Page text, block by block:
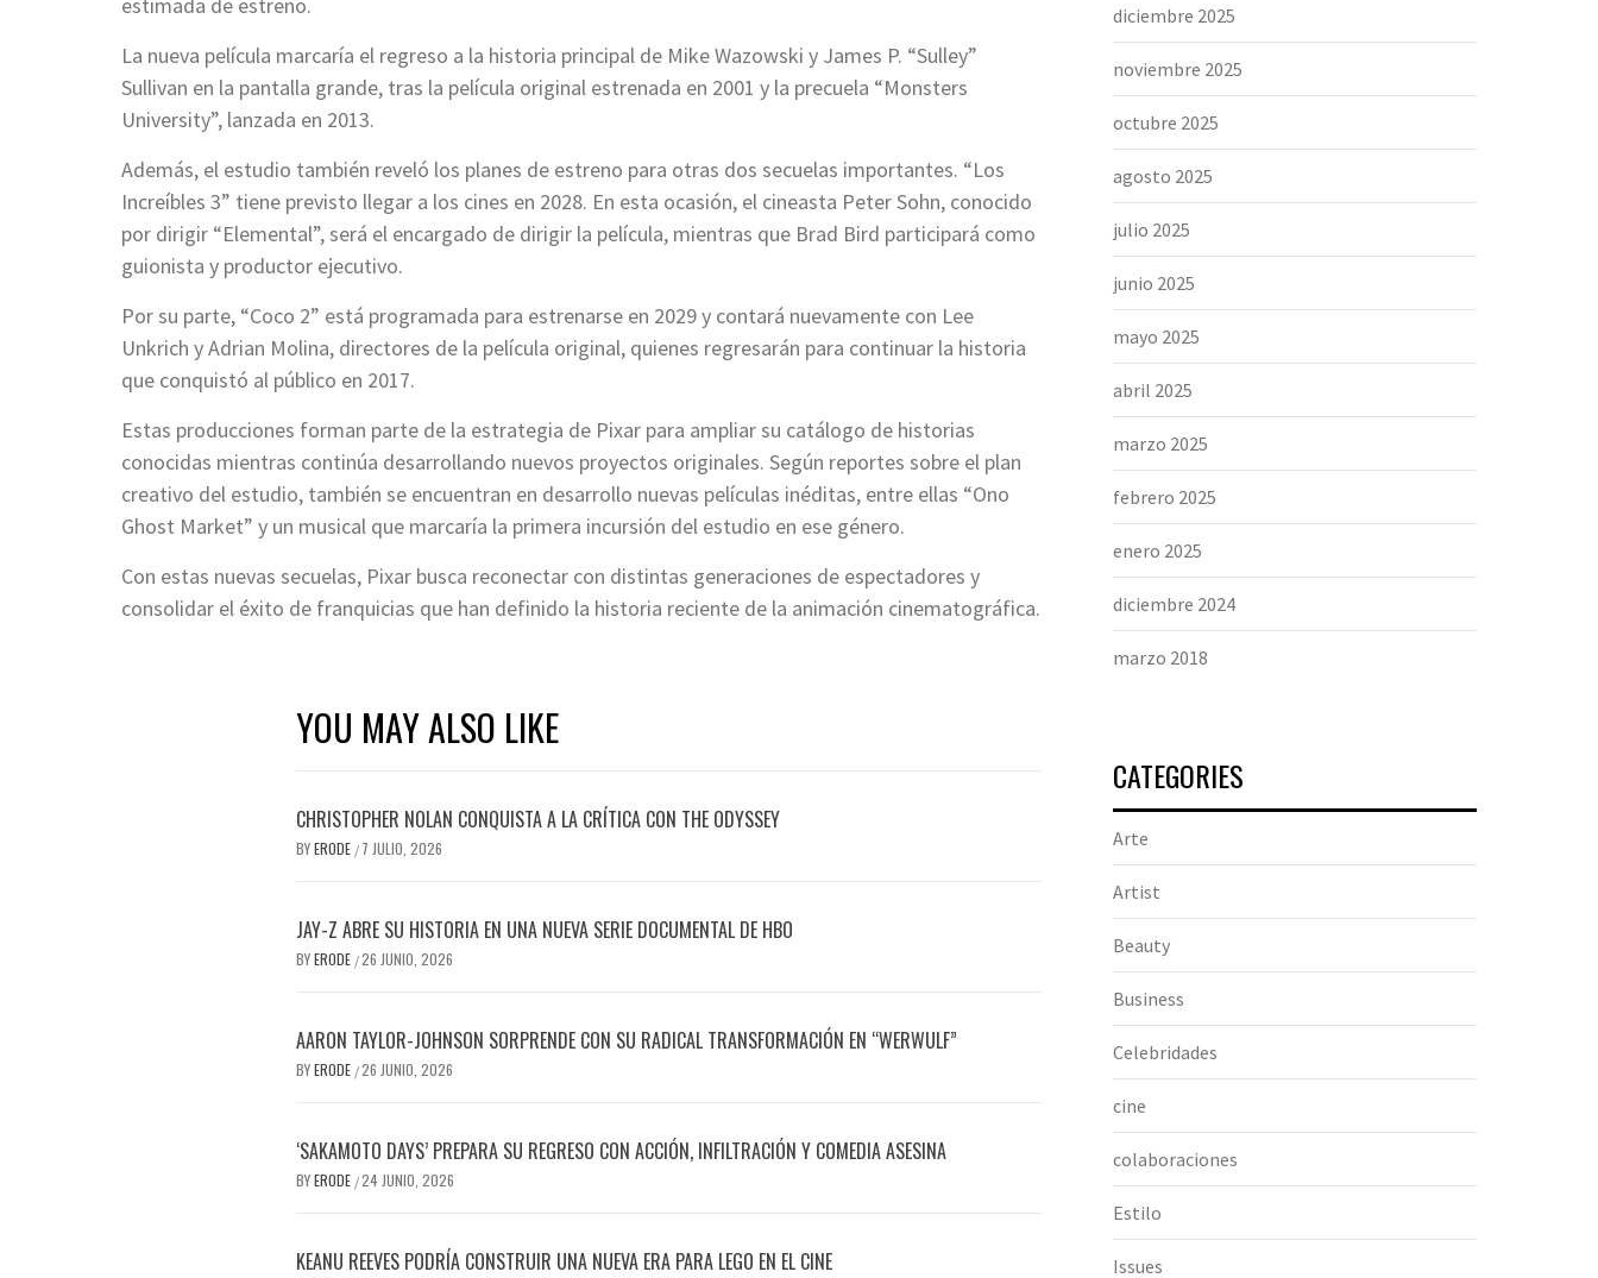
estimada de estreno.
La nueva película marcaría el regreso a la historia principal de Mike Wazowski y James P. “Sulley”
Sullivan en la pantalla grande, tras la película original estrenada en 2001 y la precuela “Monsters
University”, lanzada en 2013.
Además, el estudio también reveló los planes de estreno para otras dos secuelas importantes. “Los
Increíbles 3” tiene previsto llegar a los cines en 2028. En esta ocasión, el cineasta Peter Sohn, conocido
por dirigir “Elemental”, será el encargado de dirigir la película, mientras que Brad Bird participará como
guionista y productor ejecutivo.
Por su parte, “Coco 2” está programada para estrenarse en 2029 y contará nuevamente con Lee
Unkrich y Adrian Molina, directores de la película original, quienes regresarán para continuar la historia
que conquistó al público en 2017.
Estas producciones forman parte de la estrategia de Pixar para ampliar su catálogo de historias
conocidas mientras continúa desarrollando nuevos proyectos originales. Según reportes sobre el plan
creativo del estudio, también se encuentran en desarrollo nuevas películas inéditas, entre ellas “Ono
Ghost Market” y un musical que marcaría la primera incursión del estudio en ese género.
Con estas nuevas secuelas, Pixar busca reconectar con distintas generaciones de espectadores y
consolidar el éxito de franquicias que han definido la historia reciente de la animación cinematográfica.
YOU MAY ALSO LIKE
CHRISTOPHER NOLAN CONQUISTA A LA CRÍTICA CON THE ODYSSEY
BYERODE / 7 JULIO, 2026
JAY-Z ABRE SU HISTORIA EN UNA NUEVA SERIE DOCUMENTAL DE HBO
BYERODE /26 JUNIO, 2026
AARON TAYLOR-JOHNSON SORPRENDE CON SU RADICAL TRANSFORMACIÓN EN “WERWULF”
BYERODE /26 JUNIO, 2026
‘SAKAMOTO DAYS’ PREPARA SU REGRESO CON ACCIÓN, INFILTRACIÓN Y COMEDIA ASESINA
BYERODE /24 JUNIO, 2026
KEANU REEVES PODRÍA CONSTRUIR UNA NUEVA ERA PARA LEGO EN EL CINE
diciembre 2025
noviembre 2025
octubre 2025
agosto 2025
julio 2025
junio 2025
mayo 2025
abril 2025
marzo 2025
febrero 2025
enero 2025
diciembre 2024
marzo 2018
CATEGORIES
Arte
Artist
Beauty
Business
Celebridades
cine
colaboraciones
Estilo
Issues